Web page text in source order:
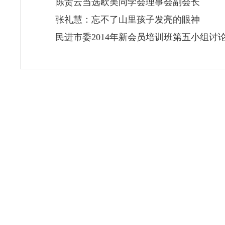
陈贵云当选欧美同学会理事会副会长
张礼慧：忘不了山里孩子发亮的眼神
民进市委2014年新会员培训班第五小组讨